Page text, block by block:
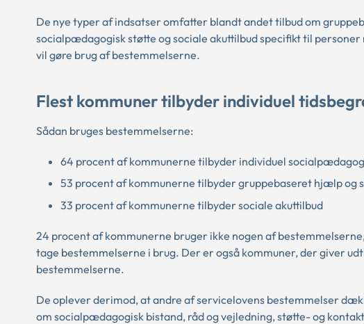
De nye typer af indsatser omfatter blandt andet tilbud om
socialpædagogisk støtte og sociale akuttilbud specifikt til
vil gøre brug af bestemmelserne.
Flest kommuner tilbyder individuel
Sådan bruges bestemmelserne:
64 procent af kommunerne tilbyder individuel
53 procent af kommunerne tilbyder gruppebaseret hjælp og
33 procent af kommunerne tilbyder sociale akuttilbud
24 procent af kommunerne bruger ikke nogen af
tage bestemmelserne i brug. Der er også kommuner, der giver
bestemmelserne.
De oplever derimod, at andre af servicelovens bestemmelser
om socialpædagogisk bistand, råd og vejledning, støtte- og